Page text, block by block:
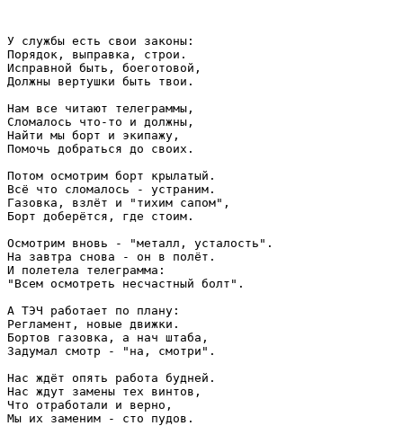
У службы есть свои законы:
Порядок, выправка, строи.
Исправной быть, боеготовой,
Должны вертушки быть твои.
Нам все читают телеграммы,
Сломалось что-то и должны,
Найти мы борт и экипажу,
Помочь добраться до своих.
Потом осмотрим борт крылатый.
Всё что сломалось - устраним.
Газовка, взлёт и "тихим сапом",
Борт доберётся, где стоим.
Осмотрим вновь - "металл, усталость".
На завтра снова - он в полёт.
И полетела телеграмма:
"Всем осмотреть несчастный болт".
А ТЭЧ работает по плану:
Регламент, новые движки.
Бортов газовка, а нач штаба,
Задумал смотр - "на, смотри".
Нас ждёт опять работа будней.
Нас ждут замены тех винтов,
Что отработали и верно,
Мы их заменим - сто пудов.